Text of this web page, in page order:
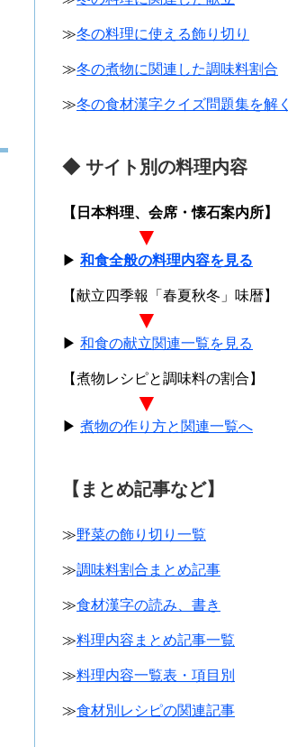
≫冬の料理に使える飾り切り
≫冬の煮物に関連した調味料割合
≫冬の食材漢字クイズ問題集を解く
◆ サイト別の料理内容
【日本料理、会席・懐石案内所】
▼
▶ 和食全般の料理内容を見る
【献立四季報「春夏秋冬」味暦】
▼
▶ 和食の献立関連一覧を見る
【煮物レシピと調味料の割合】
▼
▶ 煮物の作り方と関連一覧へ
【まとめ記事など】
≫野菜の飾り切り一覧
≫調味料割合まとめ記事
≫食材漢字の読み、書き
≫料理内容まとめ記事一覧
≫料理内容一覧表・項目別
≫食材別レシピの関連記事